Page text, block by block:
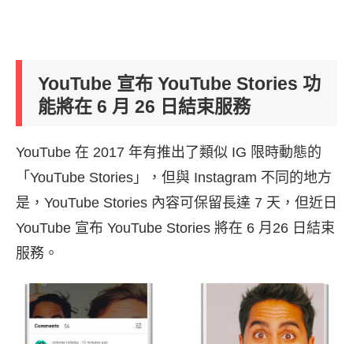
YouTube 宣布 YouTube Stories 功
能將在 6 月 26 日結束服務
YouTube 在 2017 年有推出了類似 IG 限時動態的
「YouTube Stories」，但與 Instagram 不同的地方
是，YouTube Stories 內容可保留長達 7 天，但近日
YouTube 宣布 YouTube Stories 將在 6 月26 日結束
服務。